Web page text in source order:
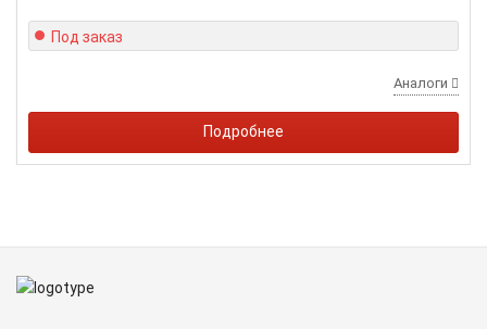
Под заказ
Аналоги
Подробнее